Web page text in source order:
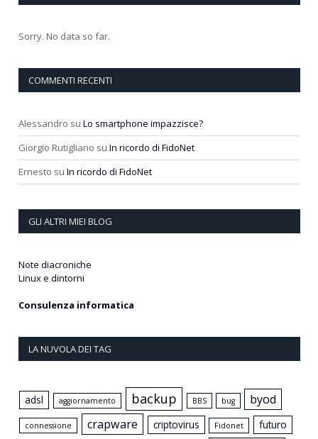
Sorry. No data so far.
COMMENTI RECENTI
Alessandro su Lo smartphone impazzisce?
Giorgio Rutigliano su In ricordo di FidoNet
Ernesto su In ricordo di FidoNet
GLI ALTRI MIEI BLOG
Note diacroniche
Linux e dintorni
Consulenza informatica
LA NUVOLA DEI TAG
adsl aggiornamento backup BBS bug byod
connessione crapware criptovirus Fidonet futuro